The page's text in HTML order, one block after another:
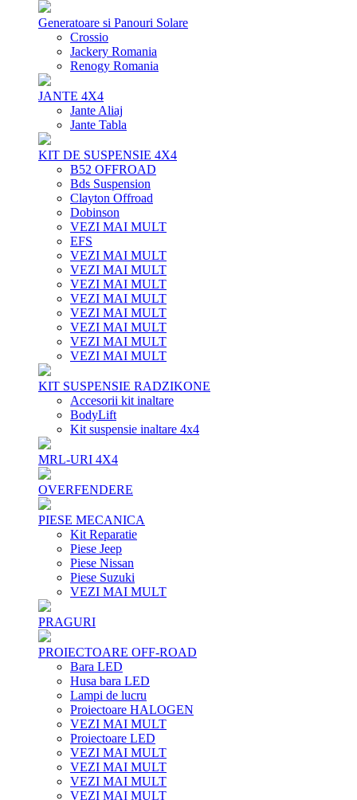
Generatoare si Panouri Solare
Crossio
Jackery Romania
Renogy Romania
JANTE 4X4
Jante Aliaj
Jante Tabla
KIT DE SUSPENSIE 4X4
B52 OFFROAD
Bds Suspension
Clayton Offroad
Dobinson
VEZI MAI MULT
EFS
VEZI MAI MULT
VEZI MAI MULT
VEZI MAI MULT
VEZI MAI MULT
VEZI MAI MULT
VEZI MAI MULT
VEZI MAI MULT
VEZI MAI MULT
KIT SUSPENSIE RADZIKONE
Accesorii kit inaltare
BodyLift
Kit suspensie inaltare 4x4
MRL-URI 4X4
OVERFENDERE
PIESE MECANICA
Kit Reparatie
Piese Jeep
Piese Nissan
Piese Suzuki
VEZI MAI MULT
PRAGURI
PROIECTOARE OFF-ROAD
Bara LED
Husa bara LED
Lampi de lucru
Proiectoare HALOGEN
VEZI MAI MULT
Proiectoare LED
VEZI MAI MULT
VEZI MAI MULT
VEZI MAI MULT
VEZI MAI MULT